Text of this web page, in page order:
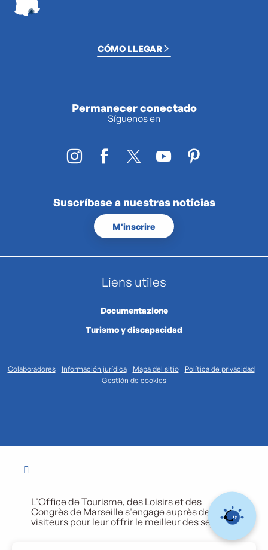
CÓMO LLEGAR
Permanecer conectado
Síguenos en
Suscríbase a nuestras noticias
M'inscrire
Liens utiles
Documentazione
Turismo y discapacidad
Colaboradores Información jurídica Mapa del sitio
Política de privacidad
Gestión de cookies
L'Office de Tourisme, des Loisirs et des
Congrès de Marseille s'engage auprès de ses
visiteurs pour leur offrir le meilleur des séjours.